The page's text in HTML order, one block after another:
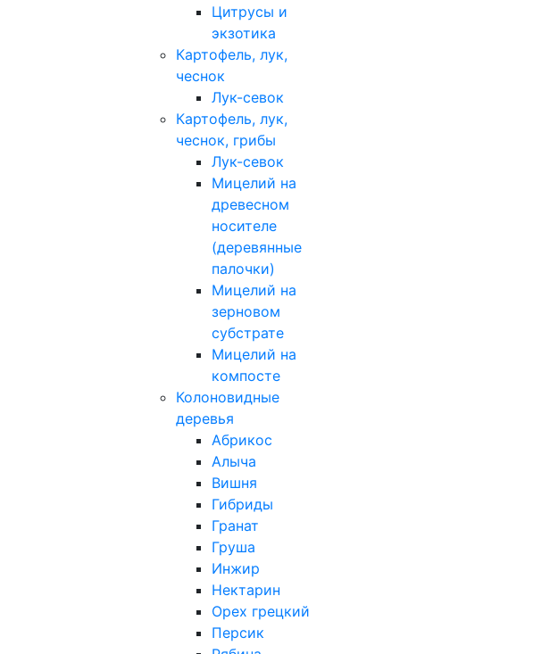
Цитрусы и
экзотика
Картофель, лук,
чеснок
Лук-севок
Картофель, лук,
чеснок, грибы
Лук-севок
Мицелий на
древесном
носителе
(деревянные
палочки)
Мицелий на
зерновом
субстрате
Мицелий на
компосте
Колоновидные
деревья
Абрикос
Алыча
Вишня
Гибриды
Гранат
Груша
Инжир
Нектарин
Орех грецкий
Персик